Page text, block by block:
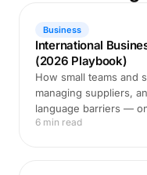
Business
International
(2026 Playbook)
How small teams and
managing suppliers,
language barriers —
6 min read